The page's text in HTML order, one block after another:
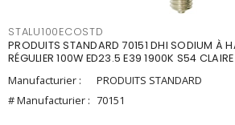
STALU100ECOSTD
PRODUITS STANDARD 70151 DHI SODIUM À
RÉGULIER 100W ED23.5 E39 1900K S54
Manufacturier :
PRODUITS STANDARD
# Manufacturier : 70151